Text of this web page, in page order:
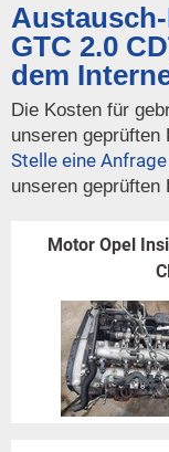
GTC 2.0
dem
Die Kosten für
unseren geprüften
Stelle eine Anfrage
unseren geprüften
Motor Opel